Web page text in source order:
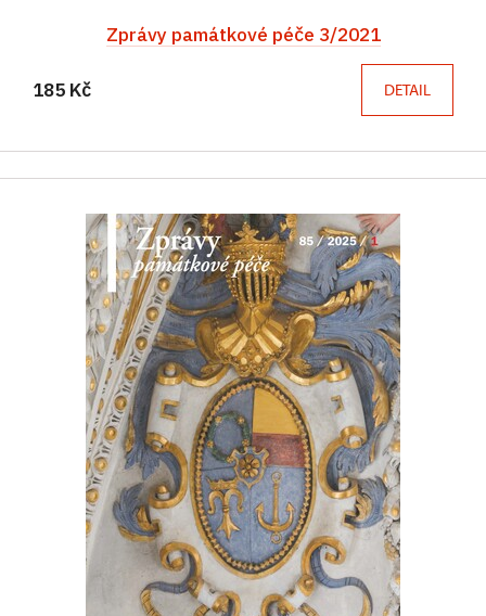
Zprávy památkové péče 3/2021
185 Kč DETAIL